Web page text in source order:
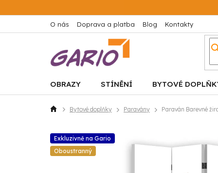
na
O nás Doprava a platba Blog Kontakty
OBRAZY STÍNĚNÍ BYTOVÉ
Domů Bytové doplňky Paravány Paraván Barevné
Exkluzivně na Gario
Oboustranný